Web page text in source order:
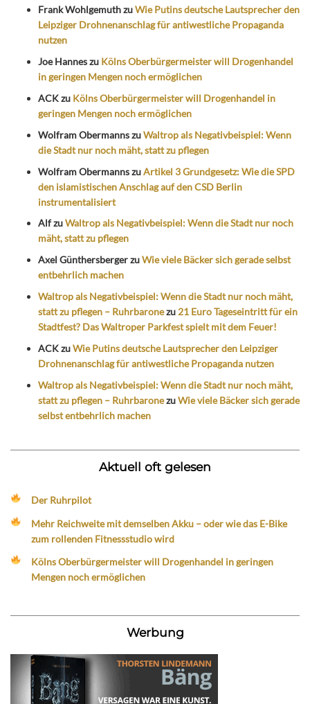
Frank WohlgemuthzuWie Putins deutsche Lautsprecher den
Leipziger Drohnenanschlag für antiwestliche Propaganda
nutzen
Joe Hanneszu Kölns Oberbürgermeister will Drogenhandel
in geringen Mengen noch ermöglichen
ACKzu Kölns Oberbürgermeister will Drogenhandel in
geringen Mengen noch ermöglichen
Wolfram ObermannszuWaltrop als Negativbeispiel: Wenn
die Stadt nur noch mäht, statt zu pflegen
Wolfram ObermannszuArtikel 3 Grundgesetz: Wie die SPD
den islamistischen Anschlag auf den CSD Berlin
instrumentalisiert
AlfzuWaltrop als Negativbeispiel: Wenn die Stadt nur noch
mäht, statt zu pflegen
Axel GünthersbergerzuWie viele Bäcker sich gerade selbst
entbehrlich machen
Waltrop als Negativbeispiel: Wenn die Stadt nur noch mäht,
statt zu pflegen – Ruhrbaronezu 21 Euro Tageseintritt für ein
Stadtfest? Das Waltroper Parkfest spielt mit dem Feuer!
ACKzuWie Putins deutsche Lautsprecher den Leipziger
Drohnenanschlag für antiwestliche Propaganda nutzen
Waltrop als Negativbeispiel: Wenn die Stadt nur noch mäht,
statt zu pflegen – RuhrbaronezuWie viele Bäcker sich gerade
selbst entbehrlich machen
Aktuell oft gelesen
Der Ruhrpilot
Mehr Reichweite mit demselben Akku – oder wie das E-Bike
zum rollenden Fitnessstudio wird
Kölns Oberbürgermeister will Drogenhandel in geringen
Mengen noch ermöglichen
Werbung